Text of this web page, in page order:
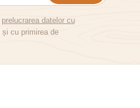
prelucrarea datelor cu
și cu primirea de